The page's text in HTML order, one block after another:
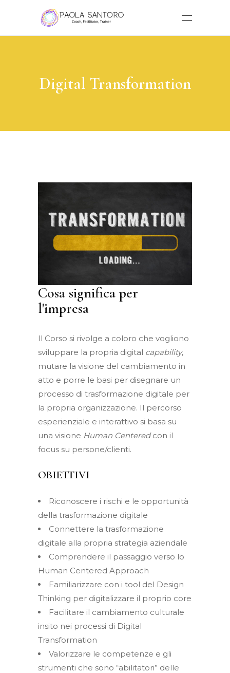
Digital Transformation
Cosa significa per
l'impresa
Il Corso si rivolge a coloro che vogliono
sviluppare la propria digital capability,
mutare la visione del cambiamento in
atto e porre le basi per disegnare un
processo di trasformazione digitale per
la propria organizzazione. Il percorso
esperienziale e interattivo si basa su
una visione Human Centeredcon il
focus su persone/clienti.
OBIETTIVI
Riconoscere i rischi e le opportunità
della trasformazione digitale
Connettere la trasformazione
digitale alla propria strategia aziendale
Comprendere il passaggio verso lo
Human Centered Approach
Familiarizzare con i tool del Design
Thinking per digitalizzare il proprio core
Facilitare il cambiamento culturale
insito nei processi di Digital
Transformation
Valorizzare le competenze e gli
strumenti che sono “abilitatori” delle